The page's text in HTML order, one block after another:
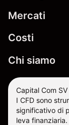
Mercati
Costi
Chi siamo
Capital Com
I CFD sono
significativo di
leva finanziaria.